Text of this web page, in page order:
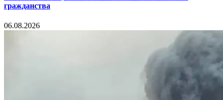
гражданства
06.08.2026